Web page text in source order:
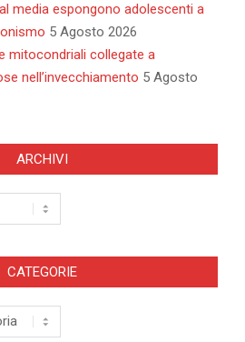
media espongono adolescenti a
5 Agosto 2026
mitocondriali collegate a
nell’invecchiamento 5 Agosto
ARCHIVI
CATEGORIE